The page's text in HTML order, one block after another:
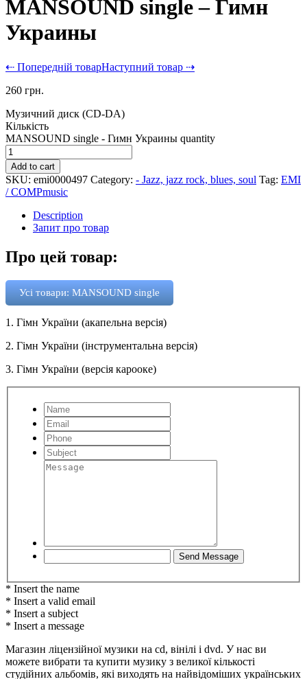
MANSOUND single – Гимн
Украины
⇠ Попередній товарНаступний товар ⇢
260 грн.
Музичний диск (CD-DA)
Кількість
MANSOUND single - Гимн Украины quantity
Add to cart
SKU: emi0000497 Category: - Jazz, jazz rock, blues, soul Tag: EMI
/ COMPmusic
Description
Запит про товар
Про цей товар:
Усі товари: MANSOUND single
1. Гімн України (акапельна версія)
2. Гімн України (інструментальна версія)
3. Гімн України (версія карооке)
* Insert the name
* Insert a valid email
* Insert a subject
* Insert a message
Магазин ліцензійної музики на cd, вінілі і dvd. У нас ви
можете вибрати та купити музику з великої кількості
студійних альбомів, які виходять на найвідоміших українських